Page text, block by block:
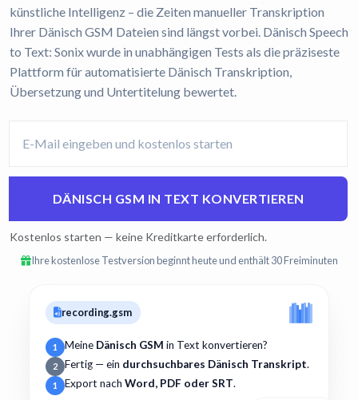
künstliche Intelligenz – die Zeiten manueller Transkription
Ihrer Dänisch GSM Dateien sind längst vorbei. Dänisch Speech
to Text: Sonix wurde in unabhängigen Tests als die präziseste
Plattform für automatisierte Dänisch Transkription,
Übersetzung und Untertitelung bewertet.
DÄNISCH GSM IN TEXT KONVERTIEREN
Kostenlos starten — keine Kreditkarte erforderlich.
Ihre kostenlose Testversion beginnt heute und enthält 30 Freiminuten
recording.gsm
1 Meine Dänisch GSM in Text konvertieren?
2 Fertig — ein durchsuchbares Dänisch Transkript.
1 Export nach Word, PDF oder SRT.